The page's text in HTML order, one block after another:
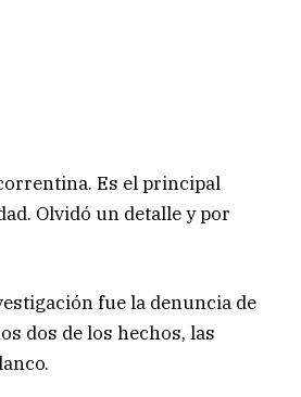
Es el principal
Olvidó un detalle y por
fue la denuncia de
dos de los hechos, las